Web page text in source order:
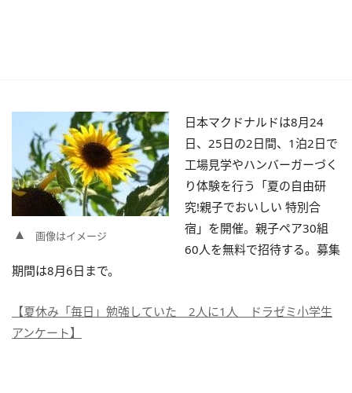
画像はイメージ
日本マクドナルドは8月24
日、25日の2日間、1泊2日で
工場見学やハンバーガーづく
り体験を行う「夏の自由研
究!親子でおいしい 特別合
宿」を開催。親子ペア30組
60人を無料で招待する。募集
期間は8月6日まで。
【夏休み「毎日」勉強していた 2人に1人 ドラゼミ小学生
アンケート】